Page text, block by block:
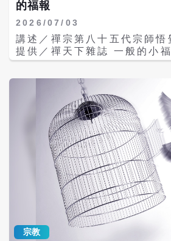
麼不同？在含苞之前又是什麼呢？
答：「所有的花都是由種子發芽
土，接受陽光、土壤、水份
芽，然後含苞、開花、凋謝，
太深奧了，佛陀，我要怎麼體會
說：「你看，花的種子從入土
凋謝，一直到結籽，因為受到
等各種因緣和合，才能完成整
人生的各個階段也會因各種不
同的變化，可見一切事物都沒
到人死了，這些意識、煩惱、
起到下一世去；這就是無常。」 佛陀將人
常的道理比喻成物質現象，是
所有的一切，無一不在遷徙變
正體會無常，凡事抱持無常觀
麼好計較的，若能做到與人無
與世無爭，人生也不會有迷惑
的福報
2026/07/03
講述／禪宗第八十五代宗師悟覺
提供／禪天下雜誌 一般的小福報，可以靠聰明
才智或自我努力來求取， 但如果要求取大福
能夠通達心靈，因為天大的福
生活。一般的小福報，可以靠
我的努力來求取，但如果要求
靠智慧了。什麼樣的智慧呢？
心靈，因為天大的福報就在心
部分的人都只在心外的小福報爭
無「我」 自由自在 如果一天到晚只想著自己
的小福報，就是有「我」的存
「我」的意念，就會有利害關
害關係，就容易與人發生衝突或
周知的《心經》是這麼說的：
行深般若波羅蜜多時，照見五
宗教